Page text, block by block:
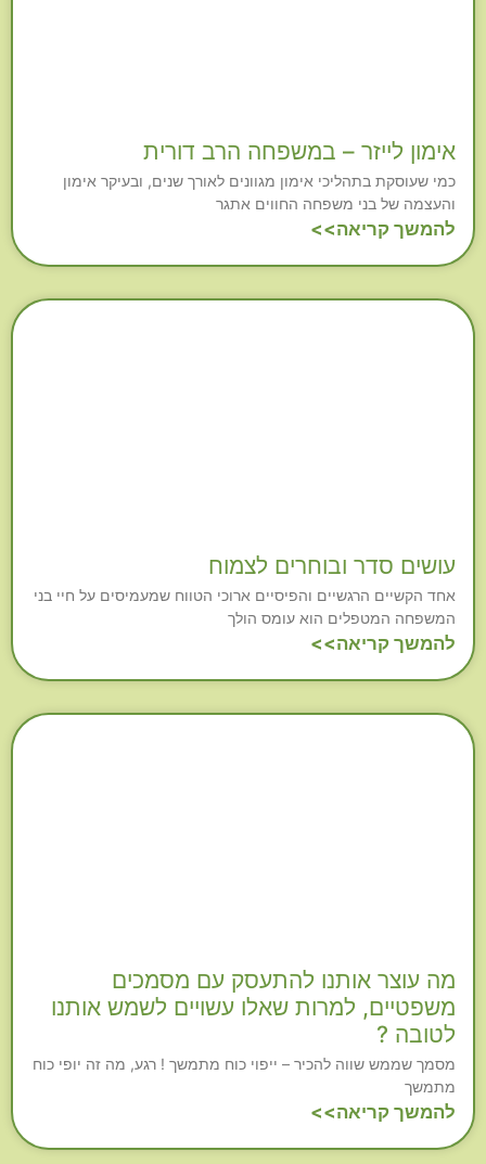
אימון לייזר – במשפחה הרב דורית
כמי שעוסקת בתהליכי אימון מגוונים לאורך שנים, ובעיקר אימון
והעצמה של בני משפחה החווים אתגר
להמשך קריאה>>
עושים סדר ובוחרים לצמוח
אחד הקשיים הרגשיים והפיסיים ארוכי הטווח שמעמיסים על חיי בני
המשפחה המטפלים הוא עומס הולך
להמשך קריאה>>
מה עוצר אותנו להתעסק עם מסמכים
משפטיים, למרות שאלו עשויים לשמש אותנו
לטובה ?
מסמך שממש שווה להכיר – ייפוי כוח מתמשך ! רגע, מה זה יופי כוח
מתמשך
להמשך קריאה>>